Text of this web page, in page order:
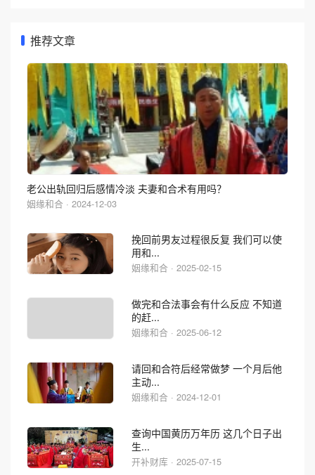
推荐文章
老公出轨回归后感情冷淡 夫妻和合术有用吗？
姻缘和合 · 2024-12-03
挽回前男友过程很反复 我们可以使
用和...
姻缘和合 · 2025-02-15
做完和合法事会有什么反应 不知道
的赶...
姻缘和合 · 2025-06-12
请回和合符后经常做梦 一个月后他
主动...
姻缘和合 · 2024-12-01
查询中国黄历万年历 这几个日子出
生...
开补财库 · 2025-07-15